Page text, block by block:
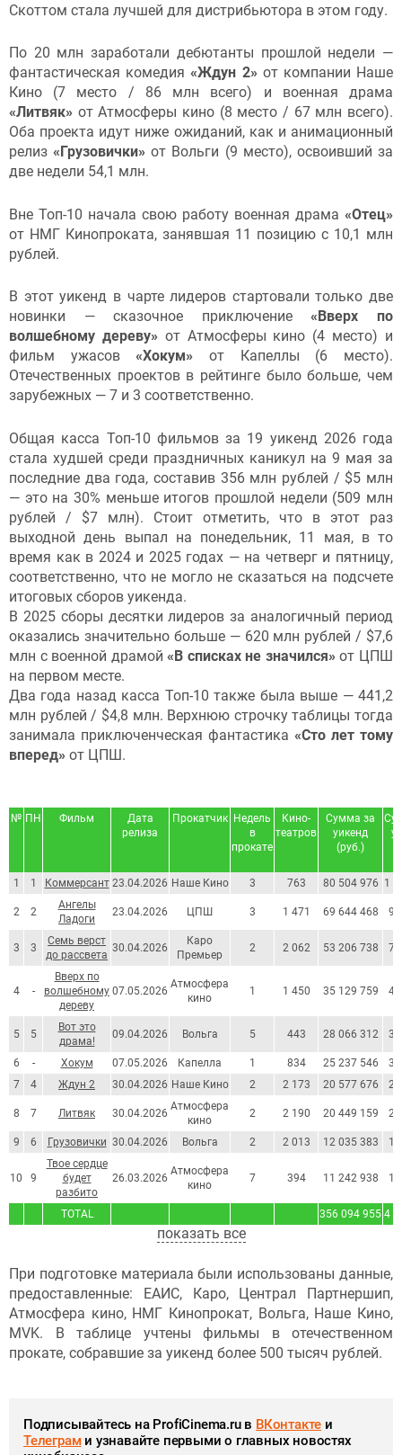
Скоттом стала лучшей для дистрибьютора в этом году.
По 20 млн заработали дебютанты прошлой недели —
фантастическая комедия «Ждун 2» от компании Наше
Кино (7 место / 86 млн всего) и военная драма
«Литвяк» от Атмосферы кино (8 место / 67 млн всего).
Оба проекта идут ниже ожиданий, как и анимационный
релиз «Грузовички»от Вольги (9 место), освоивший за
две недели 54,1 млн.
Вне Топ-10 начала свою работу военная драма «Отец»
от НМГ Кинопроката, занявшая 11 позицию с 10,1 млн
рублей.
В этот уикенд в чарте лидеров стартовали только две
новинки — сказочное приключение«Вверх по
волшебному дереву» от Атмосферы кино (4 место) и
фильм ужасов«Хокум» от Капеллы (6 место).
Отечественных проектов в рейтинге было больше, чем
зарубежных — 7 и 3 соответственно.
Общая касса Топ-10 фильмов за 19 уикенд 2026 года
стала худшей среди праздничных каникул на 9 мая за
последние два года, составив 356 млн рублей / $5 млн
— это на 30% меньше итогов прошлой недели (509 млн
рублей / $7 млн). Стоит отметить, что в этот раз
выходной день выпал на понедельник, 11 мая, в то
время как в 2024 и 2025 годах — на четверг и пятницу,
соответственно, что не могло не сказаться на подсчете
итоговых сборов уикенда.
В 2025 сборы десятки лидеров за аналогичный период
оказались значительно больше — 620 млн рублей / $7,6
млн с военной драмой«В списках не значился» от ЦПШ
на первом месте.
Два года назад касса Топ-10 также была выше — 441,2
млн рублей / $4,8 млн. Верхнюю строчку таблицы тогда
занимала приключенческая фантастика «Сто лет тому
вперед» от ЦПШ.
№ ПН Фильм
Дата
релиза
Прокатчик Недель
в
прокате
Кино-
театров
Сумма за
уикенд
(руб.)
TOTAL 356 094 955 4
1 1 Коммерсант 23.04.2026 Наше Кино 3 763 80 504 976 1
2 2
Ангелы
Ладоги
23.04.2026 ЦПШ 3 1 471 69 644 468
3 3
Семь верст
до рассвета
30.04.2026
Каро
Премьер
2 2 062 53 206 738
4 -
Вверх по
волшебному
дереву
07.05.2026
Атмосфера
кино
1 1 450 35 129 759
5 5
Вот это
драма!
09.04.2026 Вольга 5 443 28 066 312
6 - Хокум 07.05.2026 Капелла 1 834 25 237 546
7
4 Ждун 2 30.04.2026 Наше Кино 2 2 173 20 577 676
8 7 Литвяк 30.04.2026
Атмосфера
кино
2 2 190 20 449 159
9 6 Грузовички 30.04.2026 Вольга 2 2 013 12 035 383
10 9
Твое сердце
будет
разбито
26.03.2026
Атмосфера
кино
7 394 11 242 938
показать все
При подготовке материала были использованы данные,
предоставленные: ЕАИС, Каро, Централ Партнершип,
Атмосфера кино, НМГ Кинопрокат, Вольга, Наше Кино,
MVK. В таблице учтены фильмы в отечественном
прокате, собравшие за уикенд более 500 тысяч рублей.
Подписывайтесь на ProfiCinema.ru в ВКонтакте и
Телеграми узнавайте первыми о главных новостях